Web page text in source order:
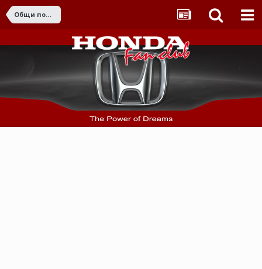
Общи поръчки от страната и чужбина